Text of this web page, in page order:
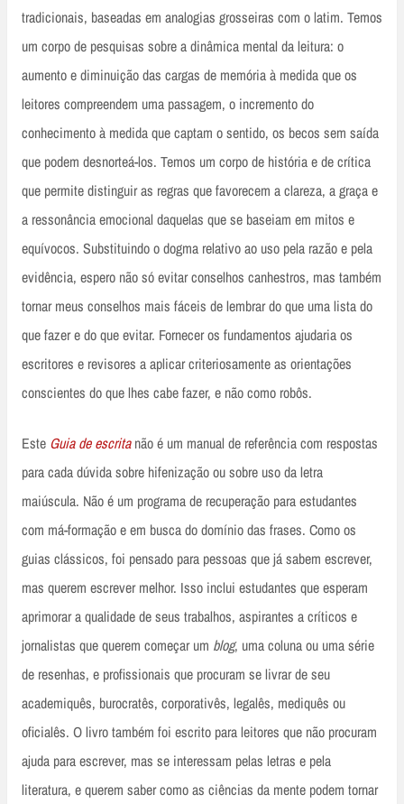
tradicionais, baseadas em analogias grosseiras com o latim. Temos
um corpo de pesquisas sobre a dinâmica mental da leitura: o
aumento e diminuição das cargas de memória à medida que os
leitores compreendem uma passagem, o incremento do
conhecimento à medida que captam o sentido, os becos sem saída
que podem desnorteá-los. Temos um corpo de história e de crítica
que permite distinguir as regras que favorecem a clareza, a graça e
a ressonância emocional daquelas que se baseiam em mitos e
equívocos. Substituindo o dogma relativo ao uso pela razão e pela
evidência, espero não só evitar conselhos canhestros, mas também
tornar meus conselhos mais fáceis de lembrar do que uma lista do
que fazer e do que evitar. Fornecer os fundamentos ajudaria os
escritores e revisores a aplicar criteriosamente as orientações
conscientes do que lhes cabe fazer, e não como robôs.
Este Guia de escritanão é um manual de referência com respostas
para cada dúvida sobre hifenização ou sobre uso da letra
maiúscula. Não é um programa de recuperação para estudantes
com má-formação e em busca do domínio das frases. Como os
guias clássicos, foi pensado para pessoas que já sabem escrever,
mas querem escrever melhor. Isso inclui estudantes que esperam
aprimorar a qualidade de seus trabalhos, aspirantes a críticos e
jornalistas que querem começar um blog, uma coluna ou uma série
de resenhas, e profissionais que procuram se livrar de seu
academiquês, burocratês, corporativês, legalês, mediquês ou
oficialês. O livro também foi escrito para leitores que não procuram
ajuda para escrever, mas se interessam pelas letras e pela
literatura, e querem saber como as ciências da mente podem tornar